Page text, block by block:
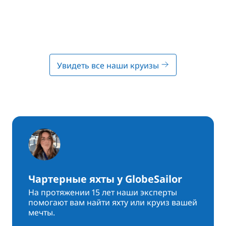
Увидеть все наши круизы
Чартерные яхты у GlobeSailor
На протяжении 15 лет наши эксперты
помогают вам найти яхту или круиз вашей
мечты.